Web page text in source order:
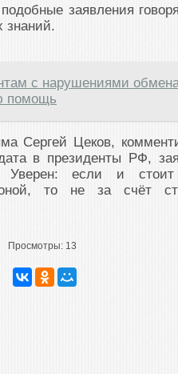
заявления
знаний.
с нарушениями
помощь
Сергей Цеков,
в президенты РФ,
Уверен: если и стоит
то не за счёт
Просмотры: 13